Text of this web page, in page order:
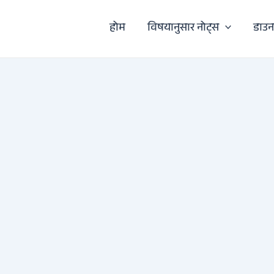
होम विषयानुसार नोट्स